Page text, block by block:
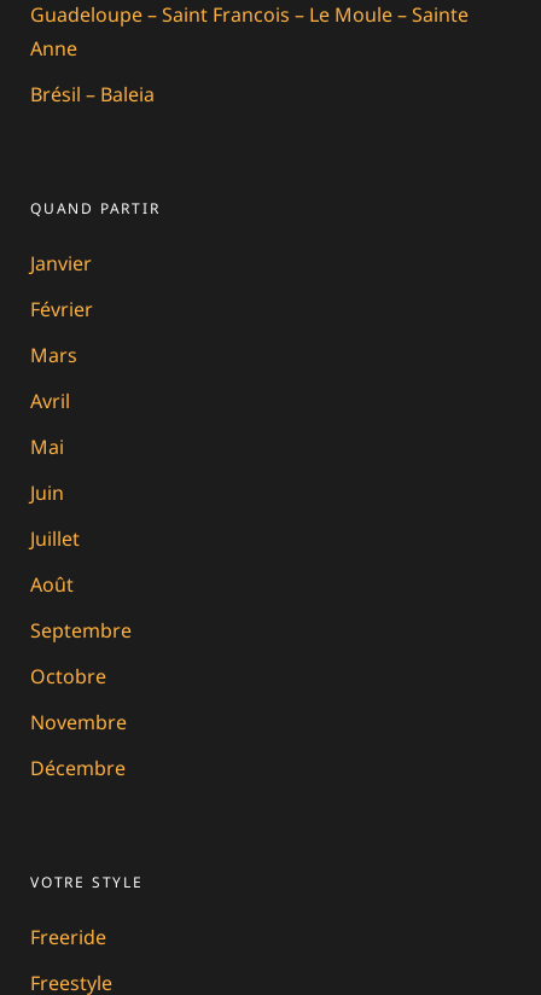
Guadeloupe – Saint Francois – Le Moule – Sainte
Anne
Brésil – Baleia
QUAND PARTIR
Janvier
Février
Mars
Avril
Mai
Juin
Juillet
Août
Septembre
Octobre
Novembre
Décembre
VOTRE STYLE
Freeride
Freestyle